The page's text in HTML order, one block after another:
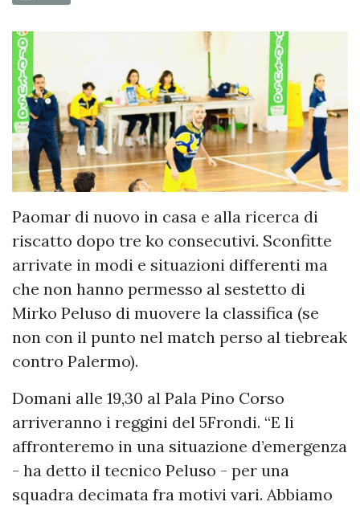
Paomar di nuovo in casa e alla ricerca di
riscatto dopo tre ko consecutivi. Sconfitte
arrivate in modi e situazioni differenti ma
che non hanno permesso al sestetto di
Mirko Peluso di muovere la classifica (se
non con il punto nel match perso al tiebreak
contro Palermo).
Domani alle 19,30 al Pala Pino Corso
arriveranno i reggini del 5Frondi. “E li
affronteremo in una situazione d’emergenza
- ha detto il tecnico Peluso - per una
squadra decimata fra motivi vari. Abbiamo